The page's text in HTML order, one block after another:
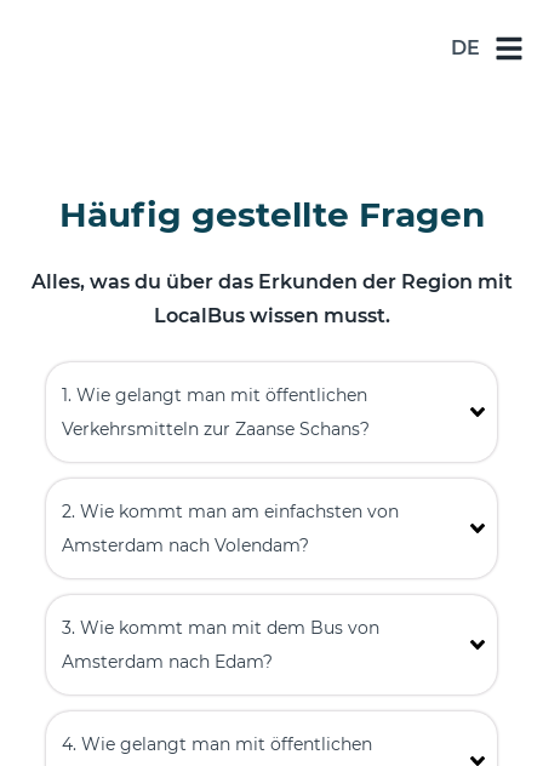
DE
ES
Häufig gestellte Fragen
Alles, was du über das Erkunden der Region mit
LocalBus wissen musst.
1. Wie gelangt man mit öffentlichen
Verkehrsmitteln zur Zaanse Schans?
2. Wie kommt man am einfachsten von
Amsterdam nach Volendam?
3. Wie kommt man mit dem Bus von
Amsterdam nach Edam?
4. Wie gelangt man mit öffentlichen